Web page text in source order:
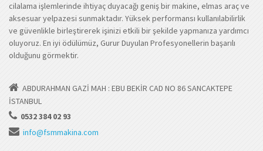
cilalama işlemlerinde ihtiyaç duyacağı geniş bir makine, elmas araç ve
aksesuar yelpazesi sunmaktadır. Yüksek performansı kullanılabilirlik
ve güvenlikle birleştirerek işinizi etkili bir şekilde yapmanıza yardımcı
oluyoruz. En iyi ödülümüz, Gurur Duyulan Profesyonellerin başarılı
olduğunu görmektir.
ABDURAHMAN GAZİ MAH : EBU BEKİR CAD NO 86 SANCAKTEPE
İSTANBUL
0532 384 02 93
info@fsmmakina.com